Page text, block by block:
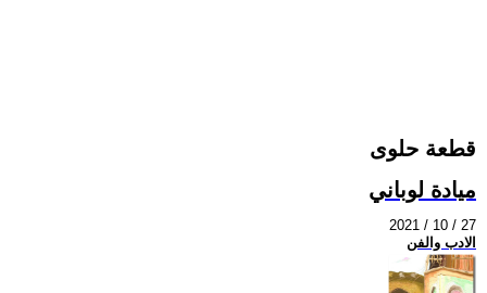
قطعة حلوى
ميادة لوباني
2021 / 10 / 27
الادب والفن